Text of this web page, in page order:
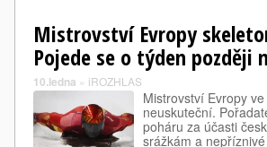
Mistrovství Evropy
Pojede se o týden později
10.ledna » iROZHLAS
Mistrovství Evropy
neuskuteční.
poháru za účasti
srážkám a